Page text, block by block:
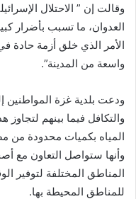
وقالت إن ” الاحتلال
العدوان، ما تسبب بأضرار
الأمر الذي خلق أزمة حادة
واسعة من المدينة”.
ودعت بلدية غزة المواطنين
والتكافل فيما بينهم لتجاوز
المياه بكميات محدودة من
وأنها ستواصل التعاون مع
المناطق المختلفة لتوفير
للمناطق المحيطة بها.